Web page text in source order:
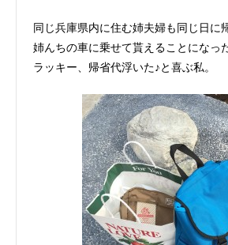
同じ兵庫県内に住む姉夫婦も同じ日に
姉んちの車に乗せて貰えることになった
ラッキー、帰省代浮いた♪と喜ぶ私。